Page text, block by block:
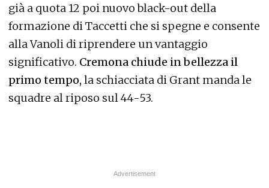
già a quota 12 poi nuovo black-out della
formazione di Taccetti che si spegne e consente
alla Vanoli di riprendere un vantaggio
significativo. Cremona chiude in bellezza il
primo tempo, la schiacciata di Grant manda le
squadre al riposo sul 44-53.